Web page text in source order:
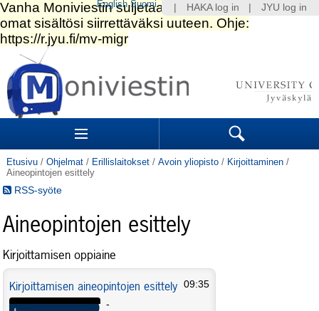
Siirry
sisältöön.
|
Siirry
navigointiin
Sections Search
Etusivu / Ohjelmat / Erillislaitokset / Avoin yliopisto / Kirjoittaminen /
Aineopintojen esittely
RSS-syöte
Aineopintojen esittely
Kirjoittamisen oppiaine
Kirjoittamisen aineopintojen esittely
09:35
-
HAKA log in JYU log in
English Suomi